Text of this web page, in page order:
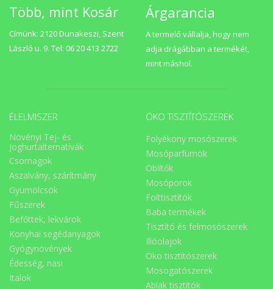
Több, mint Kosár
Címünk: 2120 Dunakeszi, Szent
László u. 9. Tel: 06 20 413 2722
Árgarancia
A termelő vállalja, hogy nem
adja drágábban a termékét,
mint máshol.
ÉLELMISZER
Növényi Tej- és
Joghurtalternatívák
Csomagok
Aszalvány, szárítmány
Gyümölcsök
Fűszerek
Befőttek, lekvárok
Konyhai segédanyagok
Gyógynövények
Édesség, nasi
Italok
ÖKO TISZTÍTÓSZEREK
Folyékony mosószerek
Mosóparfümök
Öblítők
Mosóporok
Folttisztítók
Baba termékek
Tisztító és felmosószerek
Illóolajok
Öko tisztítószerek
Mosogatószerek
Ablak tisztítók